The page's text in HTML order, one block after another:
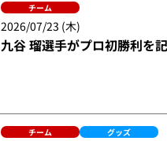
チーム
2026/07/23 (木)
九谷 瑠選手がプロ初勝利を
チーム グッズ